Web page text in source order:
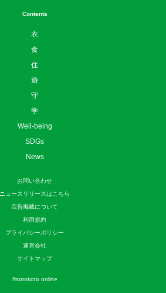
Contents
衣
食
住
遊
守
学
Well-being
SDGs
News
お問い合わせ
ニュースリリースはこちら
広告掲載について
利用規約
プライバシーポリシー
運営会社
サイトマップ
©sotokoto online